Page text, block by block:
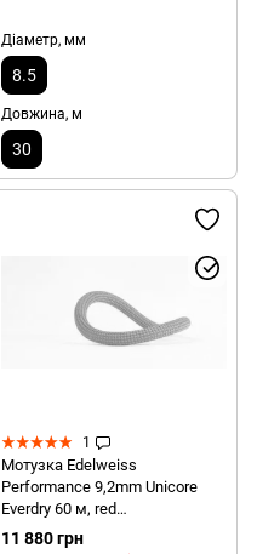
Діаметр, мм
8.5
Довжина, м
30
1
Мотузка Edelweiss
Performance 9,2mm Unicore
Everdry 60 м, red
(3700288021700)
11 880 грн